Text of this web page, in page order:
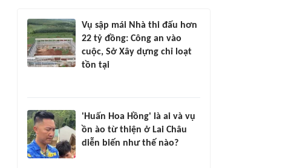
Vụ sập mái Nhà thi đấu hơn
22 tỷ đồng: Công an vào
cuộc, Sở Xây dựng chỉ loạt
tồn tại
'Huấn Hoa Hồng' là ai và vụ
ồn ào từ thiện ở Lai Châu
diễn biến như thế nào?